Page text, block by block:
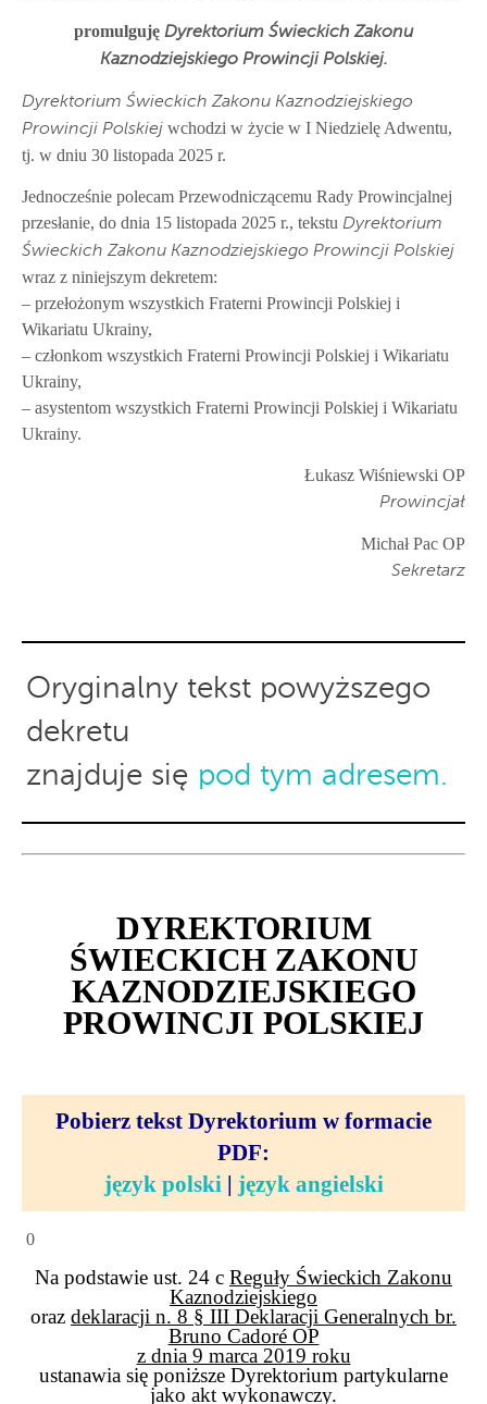
promulguję Dyrektorium Świeckich Zakonu
Kaznodziejskiego Prowincji Polskiej.
Dyrektorium Świeckich Zakonu Kaznodziejskiego
Prowincji Polskiej wchodzi w życie w I Niedzielę Adwentu,
tj. w dniu 30 listopada 2025 r.
Jednocześnie polecam Przewodniczącemu Rady Prowincjalnej
przesłanie, do dnia 15 listopada 2025 r., tekstu Dyrektorium
Świeckich Zakonu Kaznodziejskiego Prowincji Polskiej
wraz z niniejszym dekretem:
– przełożonym wszystkich Fraterni Prowincji Polskiej i
Wikariatu Ukrainy,
– członkom wszystkich Fraterni Prowincji Polskiej i Wikariatu
Ukrainy,
– asystentom wszystkich Fraterni Prowincji Polskiej i Wikariatu
Ukrainy.
Łukasz Wiśniewski OP
Prowincjał
Michał Pac OP
Sekretarz
Oryginalny tekst powyższego
dekretu
znajduje się pod tym adresem.
DYREKTORIUM
ŚWIECKICH ZAKONU
KAZNODZIEJSKIEGO
PROWINCJI POLSKIEJ
Pobierz tekst Dyrektorium w formacie
PDF:
język polski| język angielski
0
Na podstawie ust. 24 c Reguły Świeckich Zakonu
Kaznodziejskiego
oraz deklaracji n. 8 § III Deklaracji Generalnych br.
Bruno Cadoré OP
z dnia 9 marca 2019 roku
ustanawia się poniższe Dyrektorium partykularne
jako akt wykonawczy.